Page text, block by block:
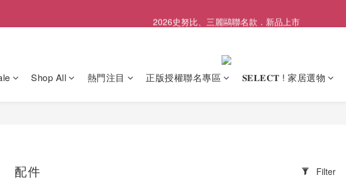
Shop All 熱門注目 正版授權聯名專區 𝐒𝐄𝐋𝐄𝐂𝐓 ! 家居選物
配件 Filter